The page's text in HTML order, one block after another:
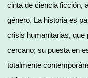
cinta de ciencia ficción,
género. La historia es
crisis humanitarias, que
cercano; su puesta en
totalmente